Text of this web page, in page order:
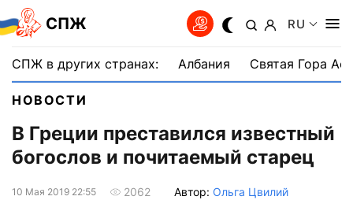
СПЖ RU
СПЖ в других странах: Албания Святая Гора
НОВОСТИ
В Греции преставился известный
богослов и почитаемый старец
10 Мая 2019 22:55 2062 Автор: Ольга Цвилий